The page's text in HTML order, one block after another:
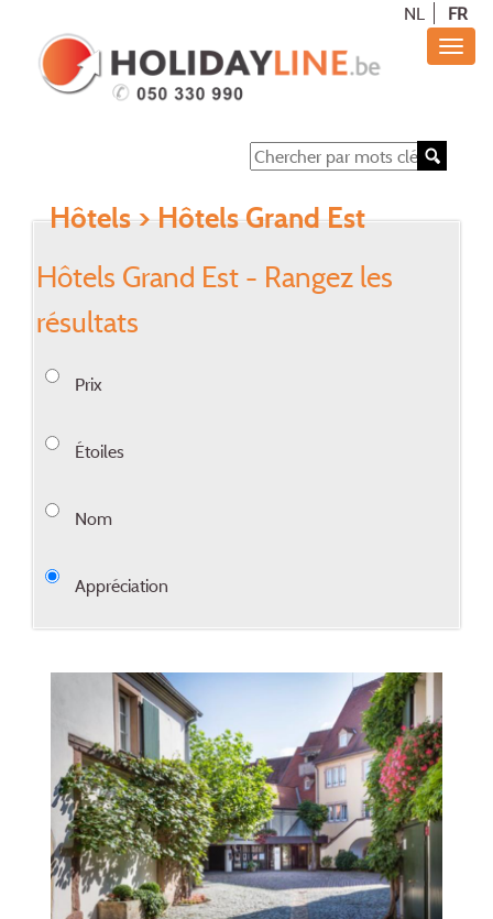
NL FR
Hôtels> Hôtels Grand Est
Hôtels Grand Est - Rangez les
résultats
Prix
Étoiles
Nom
Appréciation